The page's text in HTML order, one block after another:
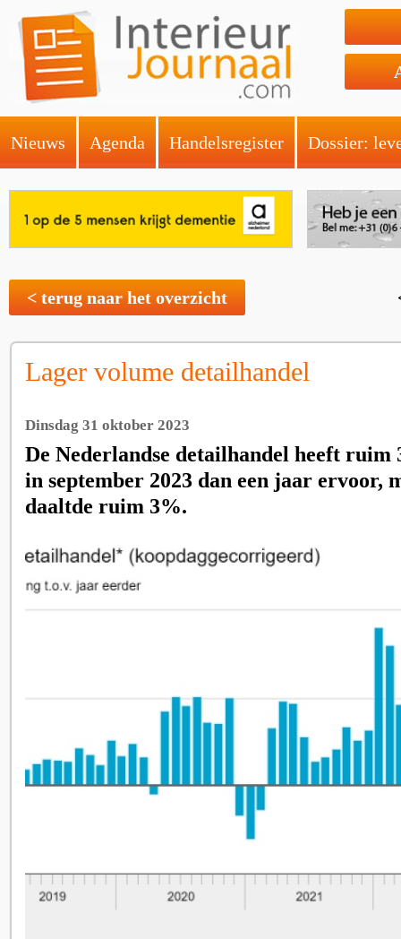
Nieuws Agenda Handelsregister Dossier:
< terug naar het overzicht
Lager volume detailhandel
Dinsdag 31 oktober 2023
De Nederlandse detailhandel heeft ruim
in september 2023 dan een jaar ervoor,
daaltde ruim 3%.